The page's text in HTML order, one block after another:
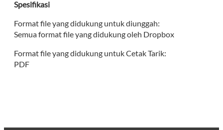
Spesifikasi
Format file yang didukung untuk diunggah:
Semua format file yang didukung oleh Dropbox
Format file yang didukung untuk Cetak Tarik:
PDF